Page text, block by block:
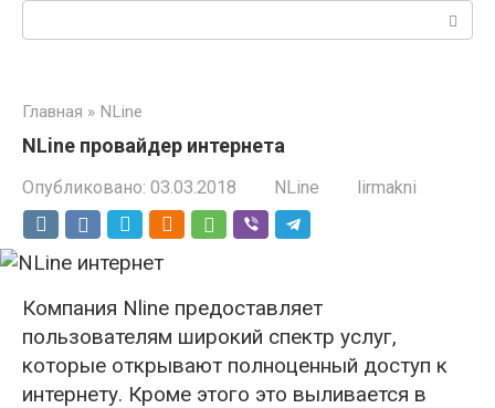
Главная » NLine
NLine провайдер интернета
Опубликовано: 03.03.2018 NLine lirmakni
Компания Nline предоставляет
пользователям широкий спектр услуг,
которые открывают полноценный доступ к
интернету. Кроме этого это выливается в